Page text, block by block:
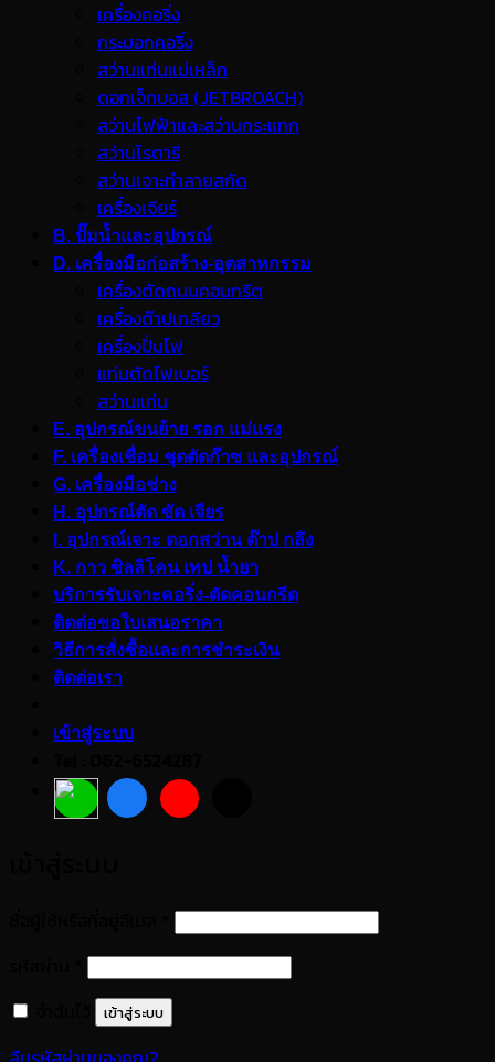
เครื่องคอริ่ง
กระบอกคอริ่ง
สว่านแท่นแม่เหล็ก
ดอกเจ็ทบอส (JETBROACH)
สว่านไฟฟ้าและสว่านกระแทก
สว่านโรตารี
สว่านเจาะทำลายสกัด
เครื่องเจียร์
B. ปั๊มน้ำและอุปกรณ์
D. เครื่องมือก่อสร้าง-อุตสาหกรรม
เครื่องตัดถนนคอนกรีต
เครื่องต๊าปเกลียว
เครื่องปั่นไฟ
แท่นตัดไฟเบอร์
สว่านแท่น
E. อุปกรณ์ขนย้าย รอก แม่แรง
F. เครื่องเชื่อม ชุดตัดก๊าซ และอุปกรณ์
G. เครื่องมือช่าง
H. อุปกรณ์ตัด ขัด เจียร
I. อุปกรณ์เจาะ ดอกสว่าน ต๊าป กลึง
K. กาว ซิลลิโคน เทป น้ำยา
บริการรับเจาะคอริ่ง-ตัดคอนกรีต
ติดต่อขอใบเสนอราคา
วิธีการสั่งซื้อและการชำระเงิน
ติดต่อเรา
เข้าสู่ระบบ
ต้องการ
ต้องการ
เข้าสู่ระบบ